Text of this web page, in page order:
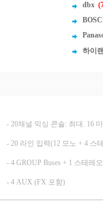
dbx
하이
- 20채널 믹싱 콘솔: 최대. 16
- 20 라인 입력(12 모노 + 4 스
- 4 GROUP Buses + 1 스테레
- 4 AUX (FX 포함)